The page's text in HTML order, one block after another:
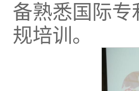
备熟悉国际
规培训。